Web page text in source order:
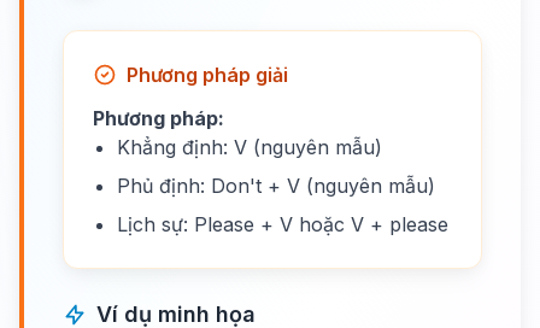
Phương pháp giải
Phương pháp:
Khẳng định: V (nguyên mẫu)
Phủ định: Don't + V (nguyên mẫu)
Lịch sự: Please + V hoặc V + please
Ví dụ minh họa